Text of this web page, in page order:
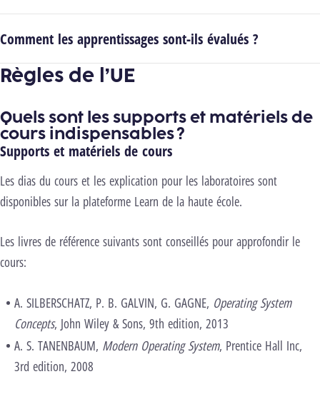
Comment les apprentissages sont-ils évalués ?
Règles de l’UE
Quels sont les supports et matériels de
cours indispensables ?
Supports et matériels de cours
Les dias du cours et les explication pour les laboratoires sont
disponibles sur la plateforme Learn de la haute école.
Les livres de référence suivants sont conseillés pour approfondir le
cours:
A. SILBERSCHATZ, P. B. GALVIN, G. GAGNE, Operating System
Concepts, John Wiley & Sons, 9th edition, 2013
A. S. TANENBAUM, Modern Operating System, Prentice Hall Inc,
3rd edition, 2008